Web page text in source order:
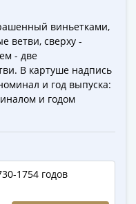
виньетками,
ветви, сверху -
- две
В картуше надпись
и год выпуска:
и годом
1754 годов